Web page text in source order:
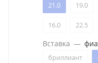
21.0 19.0
16.0 22.5
Вставка —
бриллиант